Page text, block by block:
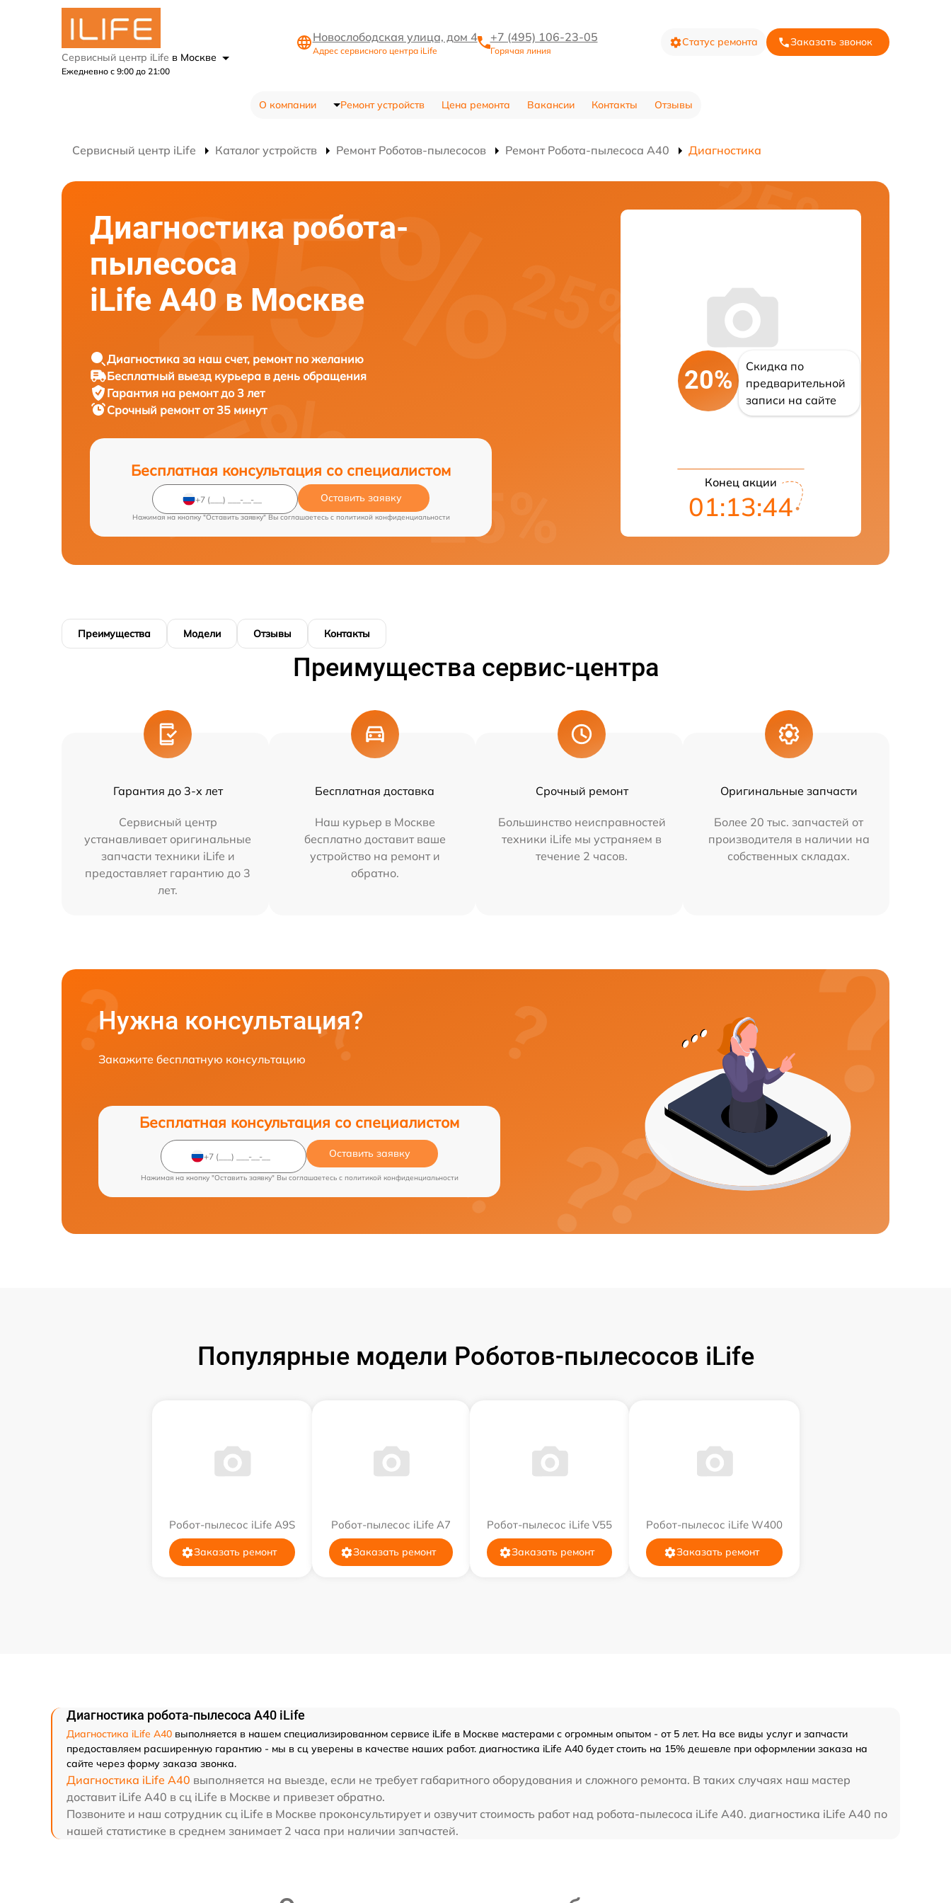
Сервисный центр iLife в Москве
Ежедневно с 9:00 до 21:00
Новослободская улица, дом 4
Адрес сервисного центра iLife
+7 (495) 106-23-05
Горячая линия
Статус ремонта Заказать звонок
О компании Ремонт устройств Цена ремонта Вакансии Контакты Отзывы
Сервисный центр iLife Каталог устройств Ремонт Роботов-пылесосов Ремонт Робота-пылесоса A40 Диагностика
Диагностика робота-
пылесоса
iLife A40 в Москве
Диагностика за наш счет, ремонт по желанию
Бесплатный выезд курьера в день обращения
Гарантия на ремонт до 3 лет
Срочный ремонт от 35 минут
Бесплатная консультация со специалистом
Оставить заявку
Нажимая на кнопку "Оставить заявку" Вы соглашаетесь c политикой конфиденциальности
20%
Скидка по
предварительной
записи на сайте
Конец акции
01:13:43
Преимущества Модели Отзывы Контакты
Преимущества сервис-центра
Гарантия до 3-х лет
Сервисный центр
устанавливает оригинальные
запчасти техники iLife и
предоставляет гарантию до 3
лет.
Бесплатная доставка
Наш курьер в Москве
бесплатно доставит ваше
устройство на ремонт и
обратно.
Срочный ремонт
Большинство неисправностей
техники iLife мы устраняем в
течение 2 часов.
Оригинальные запчасти
Более 20 тыс. запчастей от
производителя в наличии на
собственных складах.
Нужна консультация?
Закажите бесплатную консультацию
Бесплатная консультация со специалистом
Оставить заявку
Нажимая на кнопку "Оставить заявку" Вы соглашаетесь c политикой конфиденциальности
Популярные модели Роботов-пылесосов iLife
Робот-пылесос iLife A9S
Заказать ремонт
Робот-пылесос iLife A7
Заказать ремонт
Робот-пылесос iLife V55
Заказать ремонт
Робот-пылесос iLife W400
Заказать ремонт
Диагностика робота-пылесоса A40 iLife
Диагностика iLife A40 выполняется в нашем специализированном сервисе iLife в Москве мастерами с огромным опытом - от 5 лет. На все виды услуг и запчасти
предоставляем расширенную гарантию - мы в сц уверены в качестве наших работ. диагностика iLife A40 будет стоить на 15% дешевле при оформлении заказа на
сайте через форму заказа звонка.
Диагностика iLife A40 выполняется на выезде, если не требует габаритного оборудования и сложного ремонта. В таких случаях наш мастер
доставит iLife A40 в сц iLife в Москве и привезет обратно.
Позвоните и наш сотрудник сц iLife в Москве проконсультирует и озвучит стоимость работ над робота-пылесоса iLife A40. диагностика iLife A40 по
нашей статистике в среднем занимает 2 часа при наличии запчастей.